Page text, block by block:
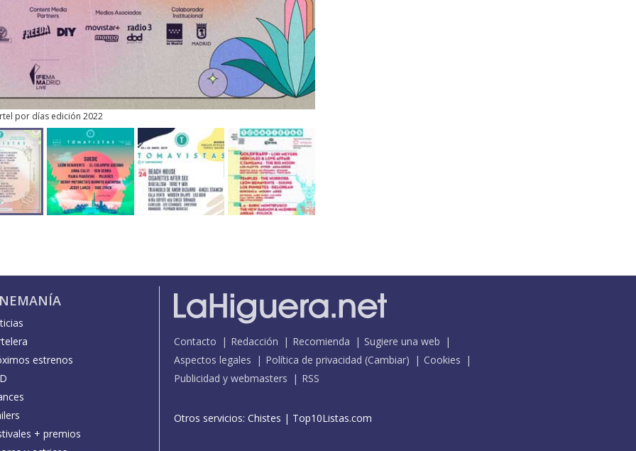
por días edición 2022
estrenos
+ premios
Contacto Redacción Recomienda
Sugiere una web
Aspectos legales
Política de privacidad (Cambiar)
Cookies
Publicidad y webmasters
RSS
Otros servicios: Chistes | Top10Listas.com